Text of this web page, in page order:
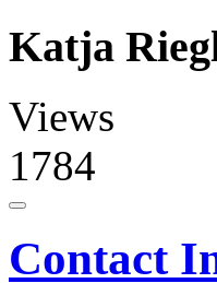
Katja
Views
1784
Contact